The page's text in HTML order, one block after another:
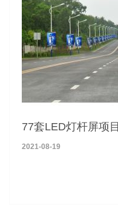
77套LED灯杆屏项目
2021-08-19